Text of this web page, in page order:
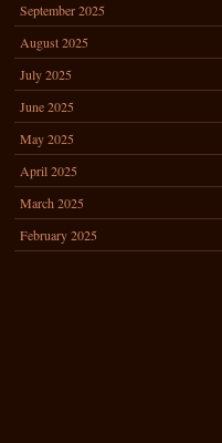
September 2025
August 2025
July 2025
June 2025
May 2025
April 2025
March 2025
February 2025